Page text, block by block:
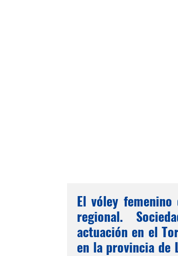
El vóley
regional.
actuación en el
en la provincia